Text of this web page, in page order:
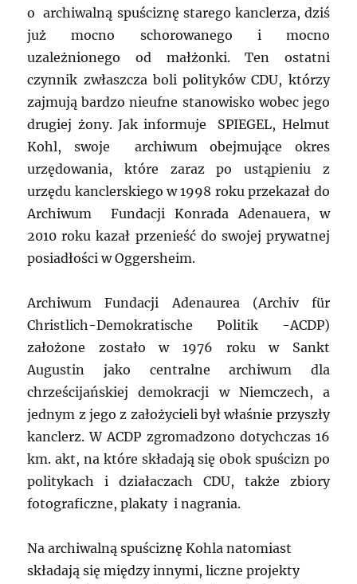
o archiwalną spuściznę starego kanclerza, dziś
już mocno schorowanego i mocno
uzależnionego od małżonki. Ten ostatni
czynnik zwłaszcza boli polityków CDU, którzy
zajmują bardzo nieufne stanowisko wobec jego
drugiej żony. Jak informuje SPIEGEL, Helmut
Kohl, swoje archiwum obejmujące okres
urzędowania, które zaraz po ustąpieniu z
urzędu kanclerskiego w 1998 roku przekazał do
Archiwum Fundacji Konrada Adenauera, w
2010 roku kazał przenieść do swojej prywatnej
posiadłości w Oggersheim.
Archiwum Fundacji Adenaurea (Archiv für
Christlich-Demokratische Politik -ACDP)
założone zostało w 1976 roku w Sankt
Augustin jako centralne archiwum dla
chrześcijańskiej demokracji w Niemczech, a
jednym z jego z założycieli był właśnie przyszły
kanclerz. W ACDP zgromadzono dotychczas 16
km. akt, na które składają się obok spuścizn po
politykach i działaczach CDU, także zbiory
fotograficzne, plakaty i nagrania.
Na archiwalną spuściznę Kohla natomiast
składają się między innymi, liczne projekty